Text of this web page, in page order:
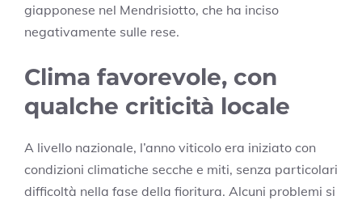
giapponese nel Mendrisiotto, che ha inciso
negativamente sulle rese.
Clima favorevole, con
qualche criticità locale
A livello nazionale, l’anno viticolo era iniziato con
condizioni climatiche secche e miti, senza particolari
difficoltà nella fase della fioritura. Alcuni problemi si